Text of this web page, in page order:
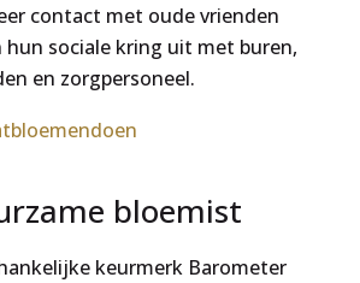
contact met oude vrienden
hun sociale kring uit met buren,
en zorgpersoneel.
bloemist
keurmerk Barometer